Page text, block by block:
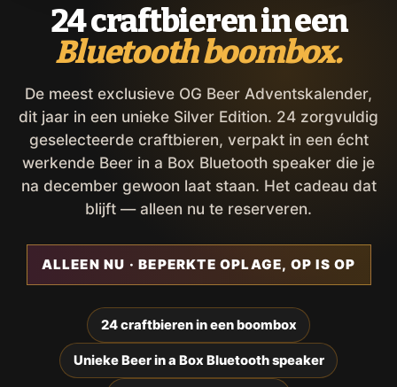
24 craftbieren in een
Bluetooth boombox.
De meest exclusieve OG Beer Adventskalender,
dit jaar in een unieke Silver Edition. 24 zorgvuldig
geselecteerde craftbieren, verpakt in een écht
werkende Beer in a Box Bluetooth speaker die je
na december gewoon laat staan. Het cadeau dat
blijft — alleen nu te reserveren.
ALLEEN NU · BEPERKTE OPLAGE, OP IS OP
24 craftbieren in een boombox
Unieke Beer in a Box Bluetooth speaker